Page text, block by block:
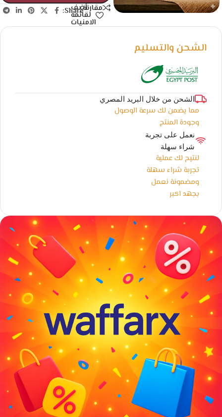
مقارنةأضف
لقائمة
الامنيات
Share:
الشحن والتسليم
الشحن من خلال البريد المصري
مما يضمن لك سرعة الوصول
وجودة المنتج
نعمل على تجربة
شراء سهلة
لنتيح لك عملية
تجربة شراء سهلة
ومضمونة نعمل
بجهد اكبر